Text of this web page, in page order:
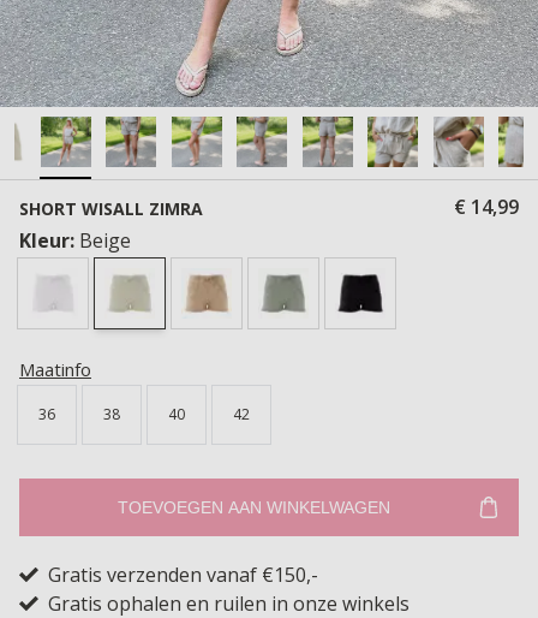
SHORT WISALL ZIMRA
€ 14,99
Kleur: Beige
Maatinfo
36 38 40 42
TOEVOEGEN AAN WINKELWAGEN
Gratis verzenden vanaf €150,-
Gratis ophalen en ruilen in onze winkels